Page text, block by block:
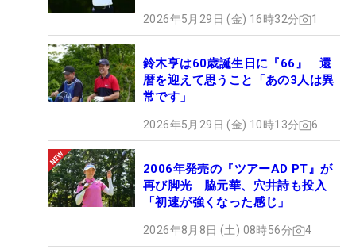
2026年5月29日 (金) 16時32分 1
鈴木亨は60歳誕生日に『66』 還
暦を迎えて思うこと「あの3人は異
常です」
2026年5月29日 (金) 10時13分 6
2006年発売の『ツアーAD PT』が
再び脚光 脇元華、穴井詩も投入
「初速が強くなった感じ」
2026年8月8日 (土) 08時56分 4